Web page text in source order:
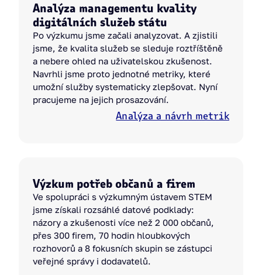
Analýza managementu kvality
digitálních služeb státu
Po výzkumu jsme začali analyzovat. A zjistili
jsme, že kvalita služeb se sleduje roztříštěně
a nebere ohled na uživatelskou zkušenost.
Navrhli jsme proto jednotné metriky, které
umožní služby systematicky zlepšovat. Nyní
pracujeme na jejich prosazování.
Analýza a návrh metrik
Výzkum potřeb občanů a firem
Ve spolupráci s výzkumným ústavem STEM
jsme získali rozsáhlé datové podklady:
názory a zkušenosti více než 2 000 občanů,
přes 300 firem, 70 hodin hloubkových
rozhovorů a 8 fokusních skupin se zástupci
veřejné správy i dodavatelů.